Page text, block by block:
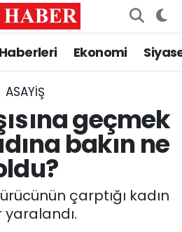
Ekonomi
ASAYİŞ
geçmek
bakın ne
çarptığı kadın
yaralandı.
HABERLERİ
Durumu ve Fikstür